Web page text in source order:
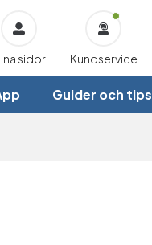
sidor
Kundservice
Guider och tips